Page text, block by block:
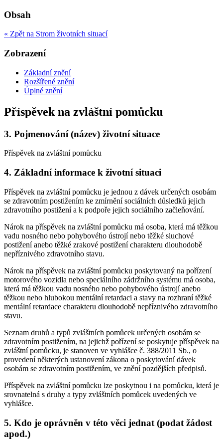
Obsah
« Zpět na Strom životních situací
Zobrazení
Základní znění
Rozšířené znění
Úplné znění
Příspěvek na zvláštní pomůcku
3. Pojmenování (název) životní situace
Příspěvek na zvláštní pomůcku
4. Základní informace k životní situaci
Příspěvek na zvláštní pomůcku je jednou z dávek určených osobám
se zdravotním postižením ke zmírnění sociálních důsledků jejich
zdravotního postižení a k podpoře jejich sociálního začleňování.
Nárok na příspěvek na zvláštní pomůcku má osoba, která má těžkou
vadu nosného nebo pohybového ústrojí nebo těžké sluchové
postižení anebo těžké zrakové postižení charakteru dlouhodobě
nepříznivého zdravotního stavu.
Nárok na příspěvek na zvláštní pomůcku poskytovaný na pořízení
motorového vozidla nebo speciálního zádržního systému má osoba,
která má těžkou vadu nosného nebo pohybového ústrojí anebo
těžkou nebo hlubokou mentální retardaci a stavy na rozhraní těžké
mentální retardace charakteru dlouhodobě nepříznivého zdravotního
stavu.
Seznam druhů a typů zvláštních pomůcek určených osobám se
zdravotním postižením, na jejichž pořízení se poskytuje příspěvek na
zvláštní pomůcku, je stanoven ve vyhlášce č. 388/2011 Sb., o
provedení některých ustanovení zákona o poskytování dávek
osobám se zdravotním postižením, ve znění pozdějších předpisů.
Příspěvek na zvláštní pomůcku lze poskytnou i na pomůcku, která je
srovnatelná s druhy a typy zvláštních pomůcek uvedených ve
vyhlášce.
5. Kdo je oprávněn v této věci jednat (podat žádost
apod.)